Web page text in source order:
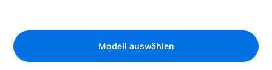
Modell auswählen